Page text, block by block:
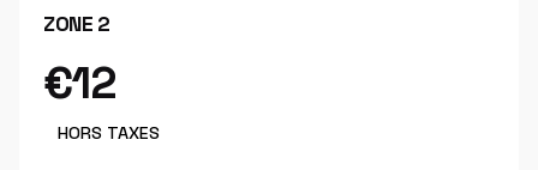
ZONE 2
€12
HORS TAXES